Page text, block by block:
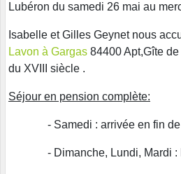
Lubéron du samedi 26 mai au
Isabelle et Gilles Geynet nous
Lavon à Gargas 84400 Apt,Gîte
du XVIII siècle .
Séjour en pension complète:
- Samedi : arrivée en fin de
- Dimanche, Lundi, Mardi :